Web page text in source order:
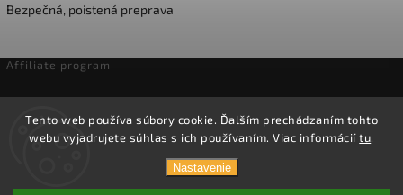
Tento web používa súbory cookie. Ďalším prechádzaním tohto
webu vyjadrujete súhlas s ich používaním. Viac informáciítu.
Nastavenie
Bezpečná, poistená preprava
Affiliate program
Odstúpenie od zmluvy
Domáca pivotéka. Všetky práva vyhradené.
Shoptet| DesignShoptak.cz.